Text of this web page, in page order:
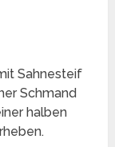
Sahnesteif
Schmand
halben